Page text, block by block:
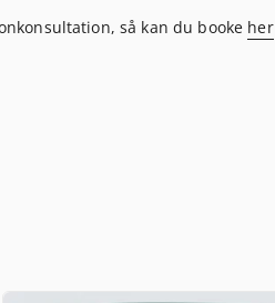
så kan du booke her